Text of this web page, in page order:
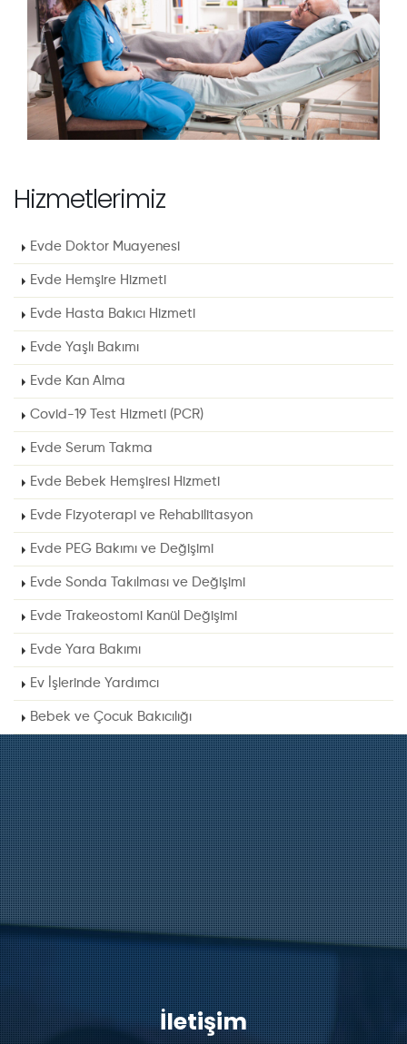
Hizmetlerimiz
Evde Doktor Muayenesi
Evde Hemşire Hizmeti
Evde Hasta Bakıcı Hizmeti
Evde Yaşlı Bakımı
Evde Kan Alma
Covid-19 Test Hizmeti (PCR)
Evde Serum Takma
Evde Bebek Hemşiresi Hizmeti
Evde Fizyoterapi ve Rehabilitasyon
Evde PEG Bakımı ve Değişimi
Evde Sonda Takılması ve Değişimi
Evde Trakeostomi Kanül Değişimi
Evde Yara Bakımı
Ev İşlerinde Yardımcı
Bebek ve Çocuk Bakıcılığı
İletişim